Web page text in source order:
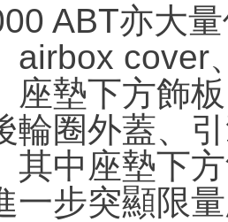
ABT亦大
airbox cover
座墊下方飾
輪圈外蓋、
其中座墊下
一步突顯限